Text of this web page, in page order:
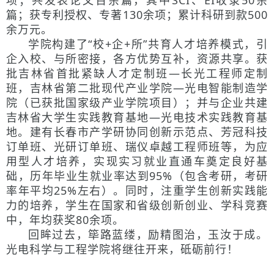
篇；获专利授权、专著130余项；累计科研到款500
余万元。
学院构建了“校+企+所”共育人才培养模式，引
企入校、与所密接，各方优势互补，资源共享。获
批吉林省首批紧缺人才定制班—长光工程师定制
班，吉林省第二批现代产业学院—光电智能制造学
院（已获批国家级产业学院项目）；并与企业共建
吉林省大学生实践教育基地—光电技术实践教育基
地。建有长春市产学研协同创新示范点、芳冠科技
订单班、光研订单班、瑞仪卓越工程师班等，为应
用型人才培养，实现实习就业直通车奠定良好基
础，历年毕业生就业率达到95%（包含考研，考研
率年平均25%左右）。同时，注重学生创新实践能
力的培养，学生在国家和省级创新创业、学科竞赛
中，年均获奖80余项。
回眸过去，筚路蓝缕，励精图治，玉汝于成。
光电科学与工程学院将继往开来，砥砺前行！